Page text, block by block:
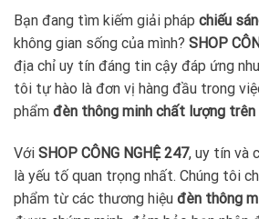
Bạn đang tìm kiếm giải pháp chiếu
không gian sống của mình? SHOP
địa chỉ uy tín đáng tin cậy đáp ứng
tôi tự hào là đơn vị hàng đầu trong
phẩm đèn thông minh chất lượng
Với SHOP CÔNG NGHỆ 247, uy tín và
là yếu tố quan trọng nhất. Chúng tôi
phẩm từ các thương hiệu đèn thông